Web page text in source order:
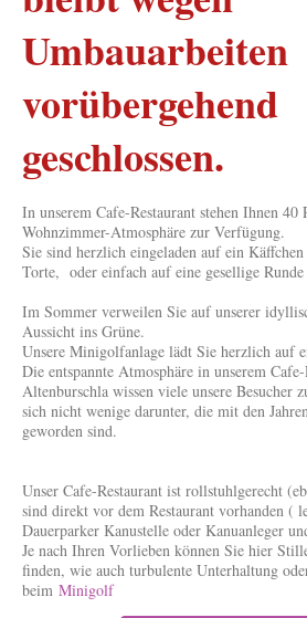
Umbauarbeiten
vorübergehend
geschlossen.
In unserem Cafe-Restaurant stehen Ihnen
Wohnzimmer-Atmosphäre zur Verfügung.
Sie sind herzlich eingeladen auf ein
Torte, oder einfach auf eine gesellige
Im Sommer verweilen Sie auf unserer
Aussicht ins Grüne.
Unsere Minigolfanlage lädt Sie herzlich auf
Die entspannte Atmosphäre in unserem
Altenburschla wissen viele unsere Besucher
sich nicht wenige darunter, die mit den
geworden sind.
Unser Cafe-Restaurant ist rollstuhlgerecht
sind direkt vor dem Restaurant vorhanden (
Dauerparker Kanustelle oder Kanuanleger
Je nach Ihren Vorlieben können Sie hier
finden, wie auch turbulente Unterhaltung
beim Minigolf